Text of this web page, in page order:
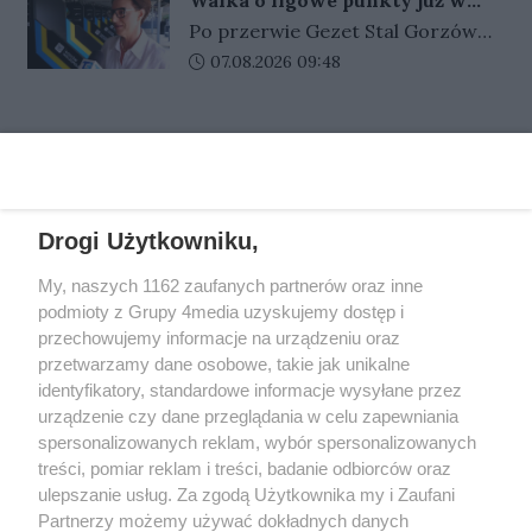
oszczędności.
prezes Stali Gorzów, Jarosław
Miłkowski dziennikarz Gazety
Lubuskiej i portalu Gorzów Nasze
niedzielę
Po przerwie Gezet Stal Gorzów
wraca do ligowego ścigania. W
kibiców czeka wiele atrakcji. Bilety
w sprzedaży.
Data dodania artykułu:
07.08.2026 09:48
REKLAMA
Drogi Użytkowniku,
My, naszych 1162 zaufanych partnerów oraz inne
podmioty z Grupy 4media uzyskujemy dostęp i
przechowujemy informacje na urządzeniu oraz
przetwarzamy dane osobowe, takie jak unikalne
identyfikatory, standardowe informacje wysyłane przez
urządzenie czy dane przeglądania w celu zapewniania
spersonalizowanych reklam, wybór spersonalizowanych
treści, pomiar reklam i treści, badanie odbiorców oraz
ulepszanie usług. Za zgodą Użytkownika my i Zaufani
Partnerzy możemy używać dokładnych danych